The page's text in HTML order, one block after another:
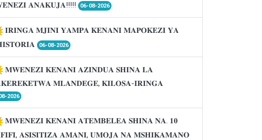
𝐀𝐍𝐀𝐊𝐔𝐉𝐀!!!!!
06-08-2026
𝐈𝐑𝐈𝐍𝐆𝐀 𝐌𝐉𝐈𝐍𝐈 𝐘𝐀𝐌𝐏𝐀 𝐊𝐄𝐍𝐀𝐍𝐈 𝐌𝐀𝐏𝐎𝐊𝐄𝐙𝐈 𝐘𝐀
06-08-2026
𝐌𝐖𝐄𝐍𝐄𝐙𝐈 𝐊𝐄𝐍𝐀𝐍𝐈 𝐀𝐙𝐈𝐍𝐃𝐔𝐀 𝐒𝐇𝐈𝐍𝐀 𝐋𝐀
𝐌𝐋𝐀𝐍𝐃𝐄𝐆𝐄, 𝐊𝐈𝐋𝐎𝐒𝐀-𝐈𝐑𝐈𝐍𝐆𝐀
2026
𝐌𝐖𝐄𝐍𝐄𝐙𝐈 𝐊𝐄𝐍𝐀𝐍𝐈 𝐀𝐓𝐄𝐌𝐁𝐄𝐋𝐄𝐀 𝐒𝐇𝐈𝐍𝐀 𝐍𝐀. 𝟏𝟎
𝐀𝐒𝐈𝐒𝐈𝐓𝐈𝐙𝐀 𝐀𝐌𝐀𝐍𝐈, 𝐔𝐌𝐎𝐉𝐀 𝐍𝐀 𝐌𝐒𝐇𝐈𝐊𝐀𝐌𝐀𝐍𝐎